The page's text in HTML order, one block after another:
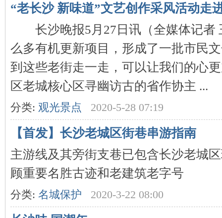
沙
“老长沙 新味道”文艺创作采风活动走
长沙晚报5月27日讯（全媒体记者
么多有机更新项目，形成了一批市民
到这些老街走一走，可以让我们的心
区老城核心区寻幽访古的省作协主 ...
分类: 观光景点 2020-5-28 07:19
【首发】长沙老城区街巷串游指南
主游线及其旁街支巷已包含长沙老城
顾重要名胜古迹和老建筑老字号
分类: 名城保护 2020-3-22 08:00